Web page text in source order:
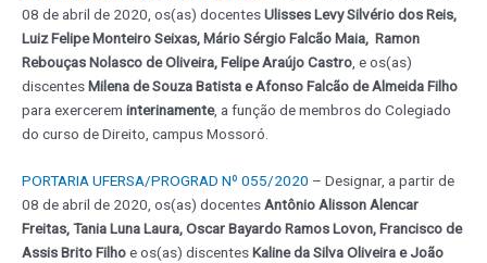
08 de abril de 2020, os(as) docentesUlisses Levy Silvério dos Reis,
Luiz Felipe Monteiro Seixas, Mário Sérgio Falcão Maia, Ramon
Rebouças Nolasco de Oliveira, Felipe Araújo Castro , e os(as)
discentesMilena de Souza Batista e Afonso Falcão de Almeida Filho
para exercerem interinamente, a função de membros do Colegiado
do curso de Direito, campus Mossoró.
PORTARIA UFERSA/PROGRAD Nº 055/2020 – Designar, a partir de
08 de abril de 2020, os(as) docentesAntônio Alisson Alencar
Freitas, Tania Luna Laura,Oscar Bayardo Ramos Lovon, Francisco de
Assis Brito Filhoe os(as) discentesKaline da Silva Oliveira e João